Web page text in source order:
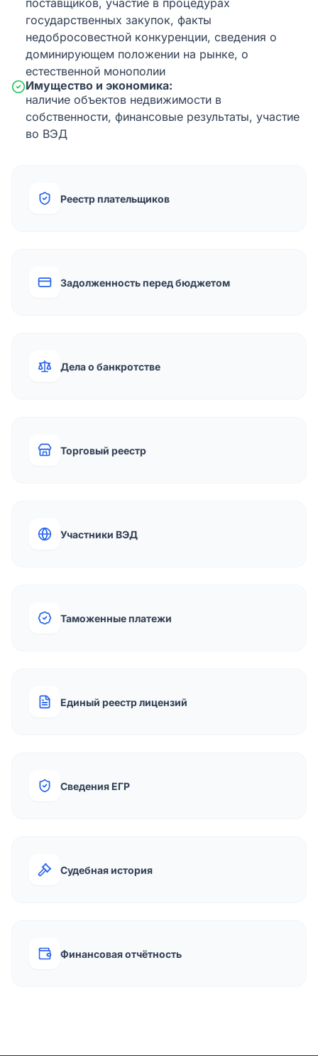
поставщиков, участие в процедурах
государственных закупок, факты
недобросовестной конкуренции, сведения о
доминирующем положении на рынке, о
естественной монополии
Имущество и экономика:
наличие объектов недвижимости в
собственности, финансовые результаты, участие
во ВЭД
Реестр плательщиков
Задолженность перед бюджетом
Дела о банкротстве
Торговый реестр
Участники ВЭД
Таможенные платежи
Единый реестр лицензий
Сведения ЕГР
Судебная история
Финансовая отчётность